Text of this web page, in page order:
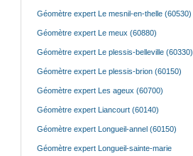
Géomètre expert Le mesnil-en-thelle (60530)
Géomètre expert Le meux (60880)
Géomètre expert Le plessis-belleville (60330)
Géomètre expert Le plessis-brion (60150)
Géomètre expert Les ageux (60700)
Géomètre expert Liancourt (60140)
Géomètre expert Longueil-annel (60150)
Géomètre expert Longueil-sainte-marie